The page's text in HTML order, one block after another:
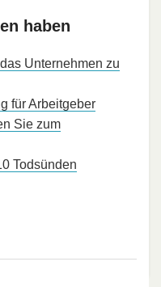
haben
Unternehmen zu
für Arbeitgeber
Sie zum
Todsünden